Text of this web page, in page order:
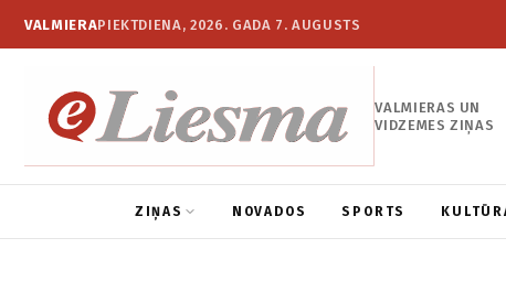
VALMIERAPIEKTDIENA, 2026. GADA 7. AUGUSTS
VALMIERAS UN
VIDZEMES ZIŅAS
ZIŅAS NOVADOS SPORTS